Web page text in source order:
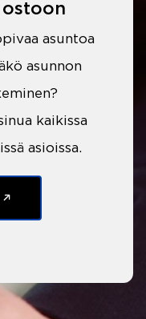
ostoon
asuntoa
asunnon
kaikissa
asioissa.